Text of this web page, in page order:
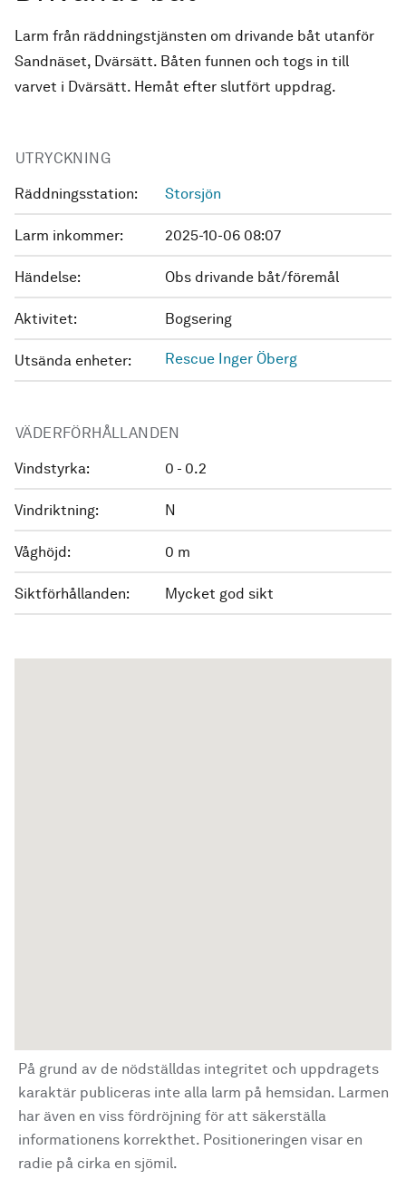
Larm från räddningstjänsten om drivande båt utanför
Sandnäset, Dvärsätt. Båten funnen och togs in till
varvet i Dvärsätt. Hemåt efter slutfört uppdrag.
UTRYCKNING
Räddningsstation: Storsjön
Larm inkommer: 2025-10-06 08:07
Händelse: Obs drivande båt/föremål
Aktivitet: Bogsering
Utsända enheter: Rescue Inger Öberg
VÄDERFÖRHÅLLANDEN
Vindstyrka: 0 - 0.2
Vindriktning: N
Våghöjd: 0 m
Siktförhållanden: Mycket god sikt
På grund av de nödställdas integritet och uppdragets
karaktär publiceras inte alla larm på hemsidan. Larmen
har även en viss fördröjning för att säkerställa
informationens korrekthet. Positioneringen visar en
radie på cirka en sjömil.